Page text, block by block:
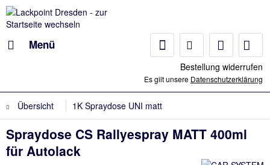
Menü
Bestellung widerrufen
Es gilt unsere Datenschutzerklärung
Übersicht 1K Spraydose UNI matt
Spraydose CS Rallyespray MATT 400ml
für Autolack